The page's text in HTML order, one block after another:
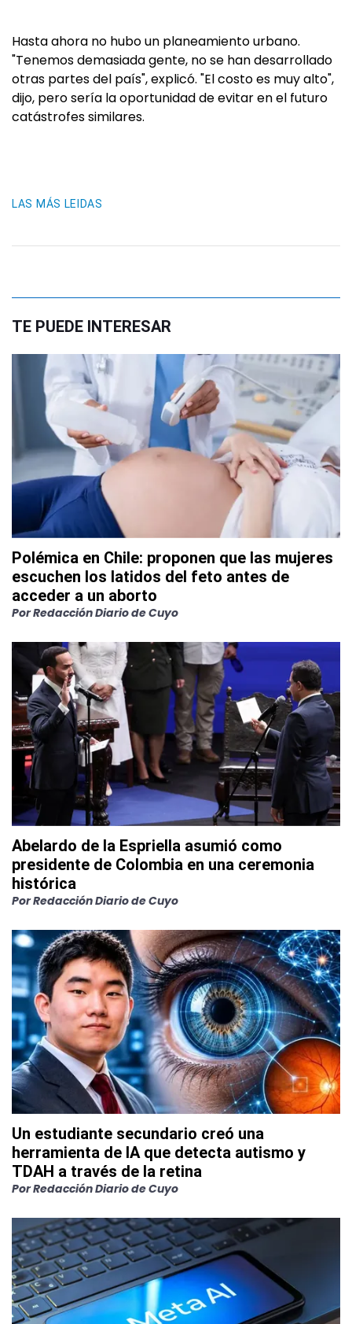
Hasta ahora no hubo un planeamiento urbano.
"Tenemos demasiada gente, no se han desarrollado
otras partes del país", explicó. "El costo es muy alto",
dijo, pero sería la oportunidad de evitar en el futuro
catástrofes similares.
LAS MÁS LEIDAS
TE PUEDE INTERESAR
Polémica en Chile: proponen que las mujeres
escuchen los latidos del feto antes de
acceder a un aborto
PorRedacción Diario de Cuyo
Abelardo de la Espriella asumió como
presidente de Colombia en una ceremonia
histórica
PorRedacción Diario de Cuyo
Un estudiante secundario creó una
herramienta de IA que detecta autismo y
TDAH a través de la retina
PorRedacción Diario de Cuyo